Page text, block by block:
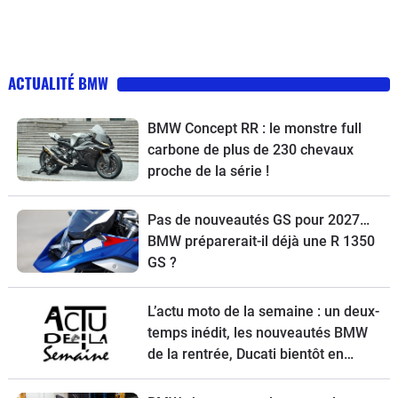
ACTUALITÉ BMW
BMW Concept RR : le monstre full
carbone de plus de 230 chevaux
proche de la série !
Pas de nouveautés GS pour 2027…
BMW préparerait-il déjà une R 1350
GS ?
L’actu moto de la semaine : un deux-
temps inédit, les nouveautés BMW
de la rentrée, Ducati bientôt en
vente, une Vespa spéciale et la